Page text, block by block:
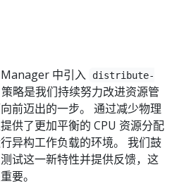
中引入
distribute-
策略是我们持续努力改进资源管
前迈出的一步。 通过减少物理
供了更加平衡的 CPU 资源分配
异构工作负载的环境。 我们鼓
试这一新特性并提供反馈，这
要。